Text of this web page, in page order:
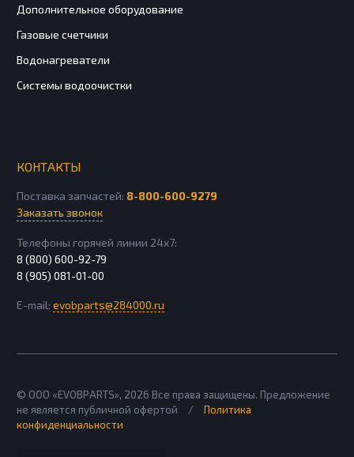
Дополнительное оборудование
Газовые счетчики
Водонагреватели
Системы водоочистки
КОНТАКТЫ
Поставка запчастей: 8-800-600-9279
Заказать звонок
Телефоны горячей линии 24х7:
8 (800) 600-92-79
8 (905) 081-01-00
E-mail: evobparts@284000.ru
© ООО «EVOBPARTS», 2026 Все права защищены. Предложение
не является публичной офертой
/
Политика
конфиденциальности